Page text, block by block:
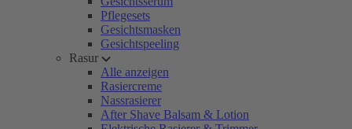
Pflegesets
Gesichtsmasken
Gesichtspeeling
Rasur
Alle anzeigen
Rasiercreme
Nassrasierer
After Shave Balsam & Lotion